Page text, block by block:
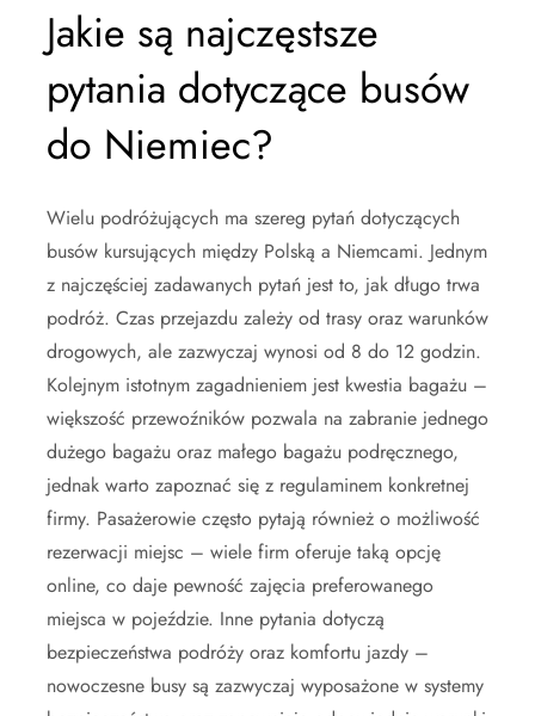
Jakie są najczęstsze
pytania dotyczące busów
do Niemiec?
Wielu podróżujących ma szereg pytań dotyczących
busów kursujących między Polską a Niemcami. Jednym
z najczęściej zadawanych pytań jest to, jak długo trwa
podróż. Czas przejazdu zależy od trasy oraz warunków
drogowych, ale zazwyczaj wynosi od 8 do 12 godzin.
Kolejnym istotnym zagadnieniem jest kwestia bagażu –
większość przewoźników pozwala na zabranie jednego
dużego bagażu oraz małego bagażu podręcznego,
jednak warto zapoznać się z regulaminem konkretnej
firmy. Pasażerowie często pytają również o możliwość
rezerwacji miejsc – wiele firm oferuje taką opcję
online, co daje pewność zajęcia preferowanego
miejsca w pojeździe. Inne pytania dotyczą
bezpieczeństwa podróży oraz komfortu jazdy –
nowoczesne busy są zazwyczaj wyposażone w systemy